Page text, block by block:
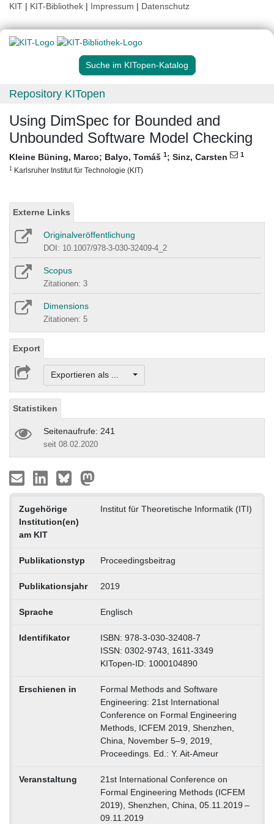
KIT | KIT-Bibliothek | Impressum | Datenschutz
Suche im KITopen-Katalog
Repository KITopen
Using DimSpec for Bounded and
Unbounded Software Model Checking
Kleine Büning, Marco; Balyo, Tomáš 1; Sinz, Carsten 1
1 Karlsruher Institut für Technologie (KIT)
Externe Links
Originalveröffentlichung
DOI: 10.1007/978-3-030-32409-4_2
Scopus
Zitationen: 3
Dimensions
Zitationen: 5
Export
Exportieren als ...
Statistiken
Seitenaufrufe: 241
seit 08.02.2020
Zugehörige
Institution(en)
am KIT
Institut für Theoretische Informatik (ITI)
Publikationstyp Proceedingsbeitrag
Publikationsjahr 2019
Sprache Englisch
Identifikator
ISBN: 978-3-030-32408-7
ISSN: 0302-9743, 1611-3349
KITopen-ID: 1000104890
Erschienen in
Formal Methods and Software
Engineering: 21st International
Conference on Formal Engineering
Methods, ICFEM 2019, Shenzhen,
China, November 5–9, 2019,
Proceedings. Ed.: Y. Ait-Ameur
Veranstaltung
21st International Conference on
Formal Engineering Methods (ICFEM
2019), Shenzhen, China, 05.11.2019 –
09.11.2019